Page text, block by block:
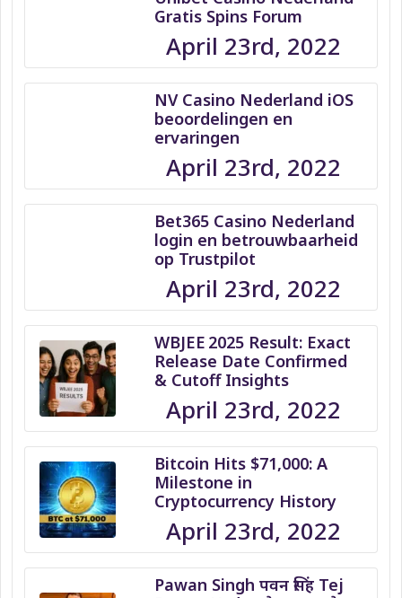
Gratis Spins Forum
April 23rd, 2022
NV Casino Nederland iOS
beoordelingen en
ervaringen
April 23rd, 2022
Bet365 Casino Nederland
login en betrouwbaarheid
op Trustpilot
April 23rd, 2022
WBJEE 2025 Result: Exact
Release Date Confirmed
& Cutoff Insights
April 23rd, 2022
Bitcoin Hits $71,000: A
Milestone in
Cryptocurrency History
April 23rd, 2022
Pawan Singh पवन सिंह Tej